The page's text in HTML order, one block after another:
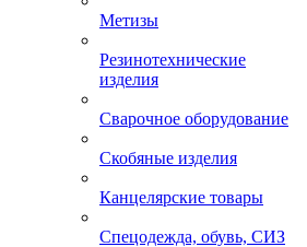
Метизы
Резинотехнические
изделия
Сварочное оборудование
Скобяные изделия
Канцелярские товары
Спецодежда, обувь, СИЗ